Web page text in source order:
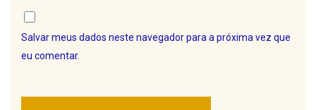
Salvar meus dados neste navegador para a próxima vez que
eu comentar.